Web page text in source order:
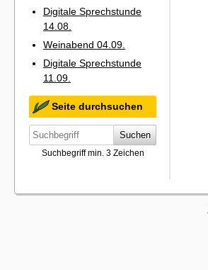
Digitale Sprechstunde
14.08.
Weinabend 04.09.
Digitale Sprechstunde
11.09.
Seite durchsuchen
Suchen
Suchbegriff min. 3 Zeichen